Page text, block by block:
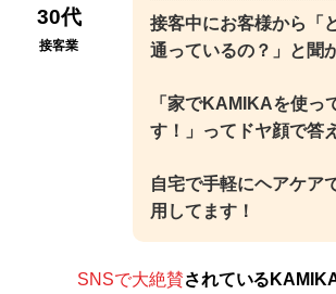
30代
接客業
接客中にお客様から「
通っているの？」と聞
「家でKAMIKAを使っ
す！」ってドヤ顔で答
自宅で手軽にヘアケア
用してます！
SNSで大絶賛されている